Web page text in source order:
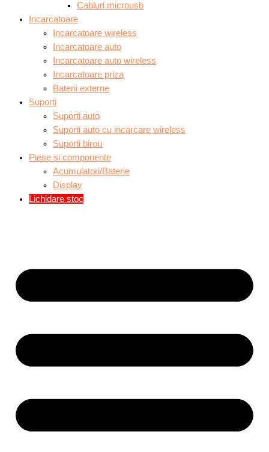
Cabluri microusb
Incarcatoare
Incarcatoare wireless
Incarcatoare auto
Incarcatoare auto wireless
Incarcatoare priza
Baterii externe
Suporti
Suporti auto
Suporti auto cu incarcare wireless
Suporti birou
Piese si componente
Acumulatori/Baterie
Display
Lichidare stoc